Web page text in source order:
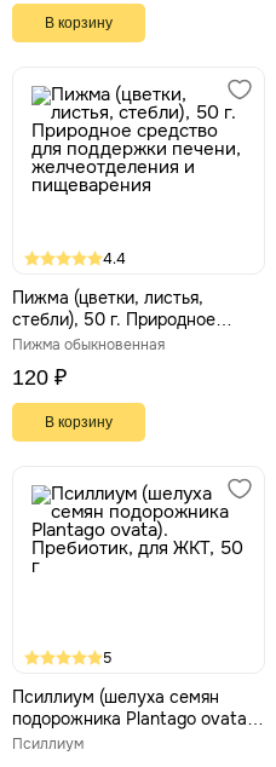
В корзину
4.4
Пижма (цветки, листья,
стебли), 50 г. Природное
средство для поддержки
пищеварения
Пижма обыкновенная
120 ₽
В корзину
5
Псиллиум (шелуха семян
подорожника Plantago ovata).
Пребиотик, для ЖКТ, 50 г
Псиллиум